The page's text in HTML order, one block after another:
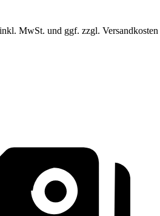
MwSt. und ggf. zzgl. Versandkosten